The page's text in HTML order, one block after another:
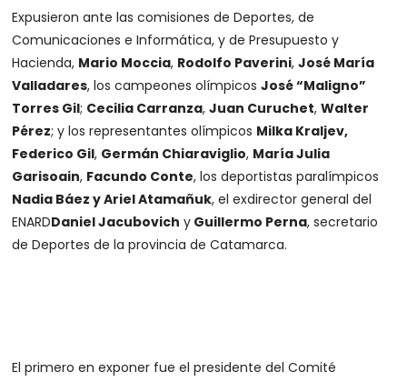
Expusieron ante las comisiones de Deportes, de
Comunicaciones e Informática, y de Presupuesto y
Hacienda, Mario Moccia, Rodolfo Paverini,José María
Valladares, los campeones olímpicosJosé “Maligno”
Torres Gil; Cecilia Carranza,Juan Curuchet,Walter
Pérez; y los representantes olímpicos Milka Kraljev,
Federico Gil, Germán Chiaraviglio, María Julia
Garisoain, Facundo Conte, los deportistas paralímpicos
Nadia Báez y Ariel Atamañuk, el exdirector general del
ENARDDaniel Jacubovich y Guillermo Perna, secretario
de Deportes de la provincia de Catamarca.
El primero en exponer fue el presidente del Comité